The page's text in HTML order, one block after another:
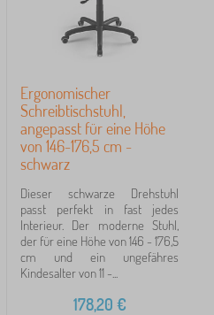
Ergonomischer
Schreibtischstuhl,
angepasst für eine Höhe
von 146-176,5 cm -
schwarz
Dieser schwarze Drehstuhl
passt perfekt in fast jedes
Interieur. Der moderne Stuhl,
der für eine Höhe von 146 - 176,5
cm und ein ungefähres
Kindesalter von 11 -...
178,20 €